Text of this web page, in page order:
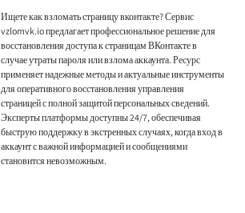
Ищетекак взломать страницу вконтакте? Сервис
vzlomvk.io предлагает профессиональное решение для
восстановления доступа к страницам ВКонтакте в
случае утраты пароля или взлома аккаунта. Ресурс
применяет надежные методы и актуальные инструменты
для оперативного восстановления управления
страницей с полной защитой персональных сведений.
Эксперты платформы доступны 24/7, обеспечивая
быструю поддержку в экстренных случаях, когда вход в
аккаунт с важной информацией и сообщениями
становится невозможным.